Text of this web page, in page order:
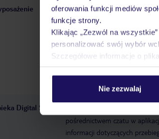
oferowania funkcji mediów
funkcje strony.
Klikając „Zezwól na
personalizować swój wybór
Szczegółowe informacje o
Nie zezwalaj
Otwarcie hotelu: 1968
bezpłatny
wellness
Mini market
Card / VISA, MasterCard,
życzenie, koty dozwolone: na
niestrzeżony: za opłatą
Digital Service
pośrednictwem czatu w
informacji dotyczących